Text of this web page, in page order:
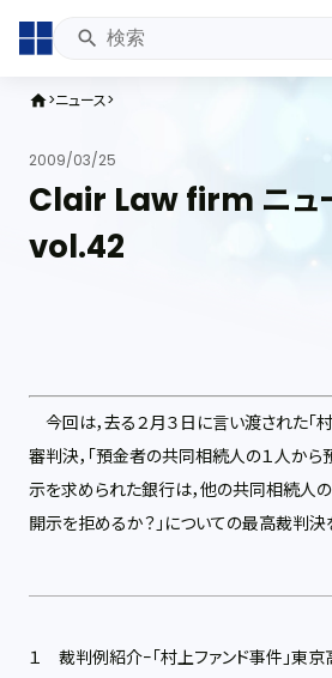
home ニュース
2009/03/25
Clair Law firm ニュ
vol.42
今回は，去る２月３日に言い渡された「
審判決，「預金者の共同相続人の１人か
示を求められた銀行は，他の共同相続人
開示を拒めるか？」についての最高裁判決
１ 裁判例紹介−「村上ファンド事件」東京